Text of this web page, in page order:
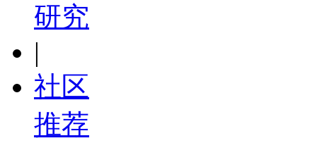
研究
|
社区
推荐